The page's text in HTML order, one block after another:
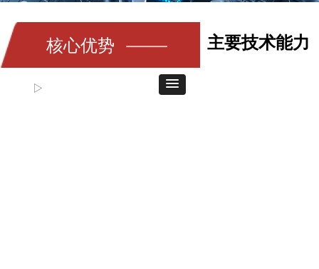
核心优势 主要技术能力